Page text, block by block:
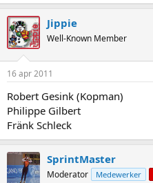
Jippie
Well-Known Member
16 apr 2011
Robert Gesink (Kopman)
Philippe Gilbert
Fränk Schleck
SprintMaster
Moderator Medewerker